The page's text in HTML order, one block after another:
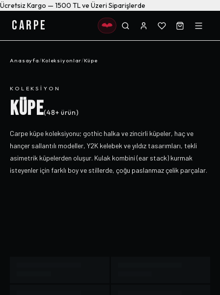
Ücretsiz Kargo — 1500 TL ve Üzeri Siparişlerde
CARPE
Anasayfa/Koleksiyonlar/Küpe
KOLEKSIYON
KÜPE(48+ ürün)
Carpe küpe koleksiyonu; gothic halka ve zincirli küpeler, haç ve
hançer sallantılı modeller, Y2K kelebek ve yıldız tasarımları, tekli
asimetrik küpelerden oluşur. Kulak kombini (ear stack) kurmak
isteyenler için farklı boy ve stillerde, çoğu paslanmaz çelik parçalar.